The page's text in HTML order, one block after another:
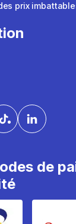
prix
de